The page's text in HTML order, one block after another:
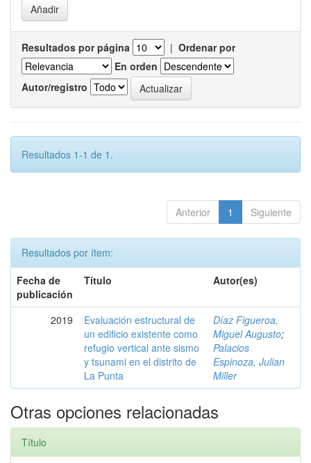
Resultados por página | Ordenar por
En orden
Autor/registro
Resultados 1-1 de 1.
Anterior 1 Siguiente
Resultados por ítem:
Fecha de
publicación
Título Autor(es)
2019
Evaluación estructural de
un edificio existente como
refugio vertical ante sismo
y tsunami en el distrito de
La Punta
Díaz Figueroa,
Miguel Augusto;
Palacios
Espinoza, Julian
Miller
Otras opciones relacionadas
Título